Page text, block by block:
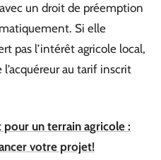
un droit de préemption
Si elle
pas l’intérêt agricole local,
au tarif inscrit
pour un terrain agricole :
votre projet!